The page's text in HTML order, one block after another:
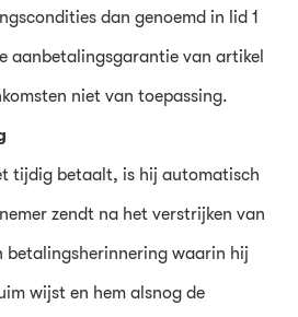
dan genoemd in lid 1
aanbetalingsgarantie van artikel
niet van toepassing.
tijdig betaalt, is hij automatisch
zendt na het verstrijken van
betalingsherinnering waarin hij
wijst en hem alsnog de